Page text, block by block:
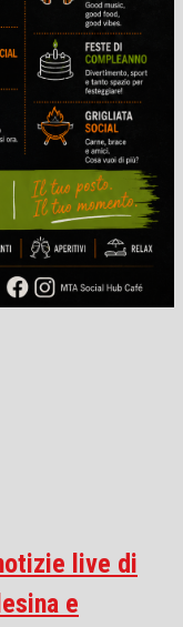
live di
e